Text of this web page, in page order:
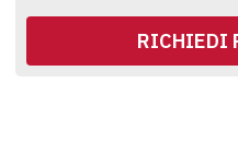
RICHIEDI